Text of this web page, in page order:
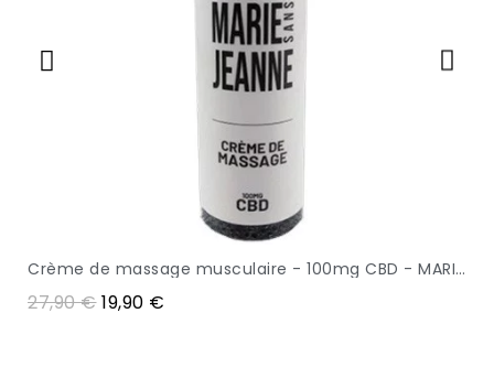
APERÇU Crème de massage musculaire - 100mg CBD - MARIE SANS JEANNE
27,90 €19,90 €